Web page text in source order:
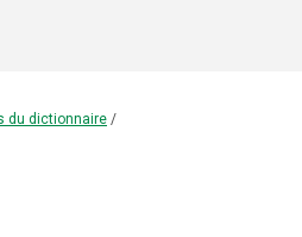
du dictionnaire /